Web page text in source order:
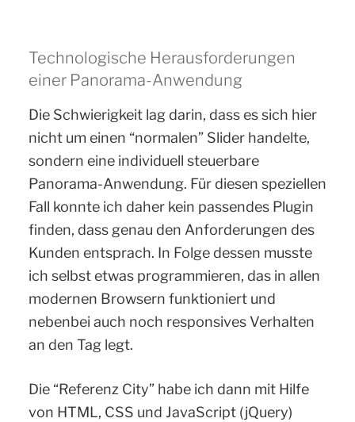
Technologische Herausforderungen
einer Panorama-Anwendung
Die Schwierigkeit lag darin, dass es sich hier
nicht um einen “normalen” Slider handelte,
sondern eine individuell steuerbare
Panorama-Anwendung. Für diesen speziellen
Fall konnte ich daher kein passendes Plugin
finden, dass genau den Anforderungen des
Kunden entsprach. In Folge dessen musste
ich selbst etwas programmieren, das in allen
modernen Browsern funktioniert und
nebenbei auch noch responsives Verhalten
an den Tag legt.
Die “Referenz City” habe ich dann mit Hilfe
von HTML, CSS und JavaScript (jQuery)